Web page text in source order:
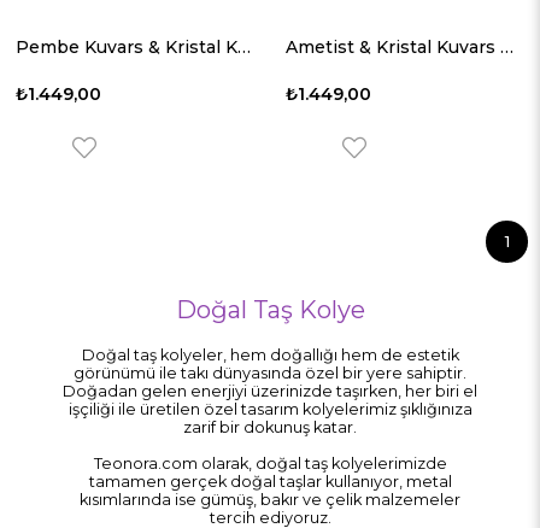
Pembe Kuvars & Kristal Kuvars Taşlı Bakır Kolye Ucu
₺1.449,00
Ametist & Kristal Kuvars Taşlı Bakır Kolye Ucu
₺1.449,00
1
Doğal Taş Kolye
Doğal taş kolyeler, hem doğallığı hem de estetik
görünümü ile takı dünyasında özel bir yere sahiptir.
Doğadan gelen enerjiyi üzerinizde taşırken, her biri el
işçiliği ile üretilen özel tasarım kolyelerimiz şıklığınıza
zarif bir dokunuş katar.
Teonora.com olarak, doğal taş kolyelerimizde
tamamen gerçek doğal taşlar kullanıyor, metal
kısımlarında ise gümüş, bakır ve çelik malzemeler
tercih ediyoruz.